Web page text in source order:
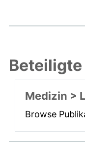
Medizin >
Browse